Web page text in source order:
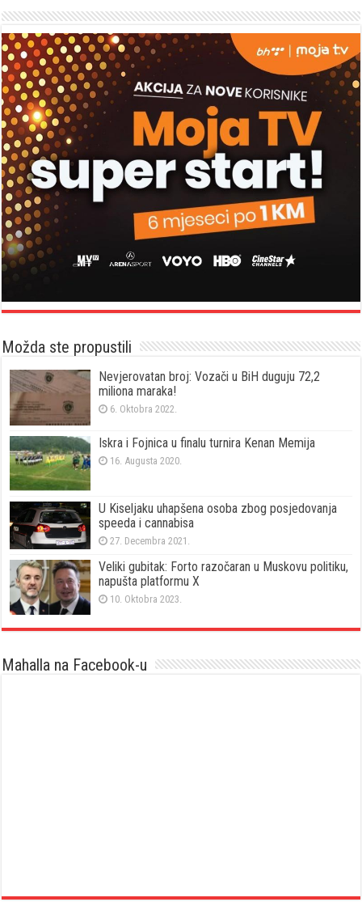
Možda ste propustili
Nevjerovatan broj: Vozači u BiH duguju 72,2
miliona maraka!
6. Oktobra 2022.
Iskra i Fojnica u finalu turnira Kenan Memija
16. Augusta 2020.
U Kiseljaku uhapšena osoba zbog posjedovanja
speeda i cannabisa
27. Decembra 2021.
Veliki gubitak: Forto razočaran u Muskovu politiku,
napušta platformu X
10. Oktobra 2023.
Mahalla na Facebook-u